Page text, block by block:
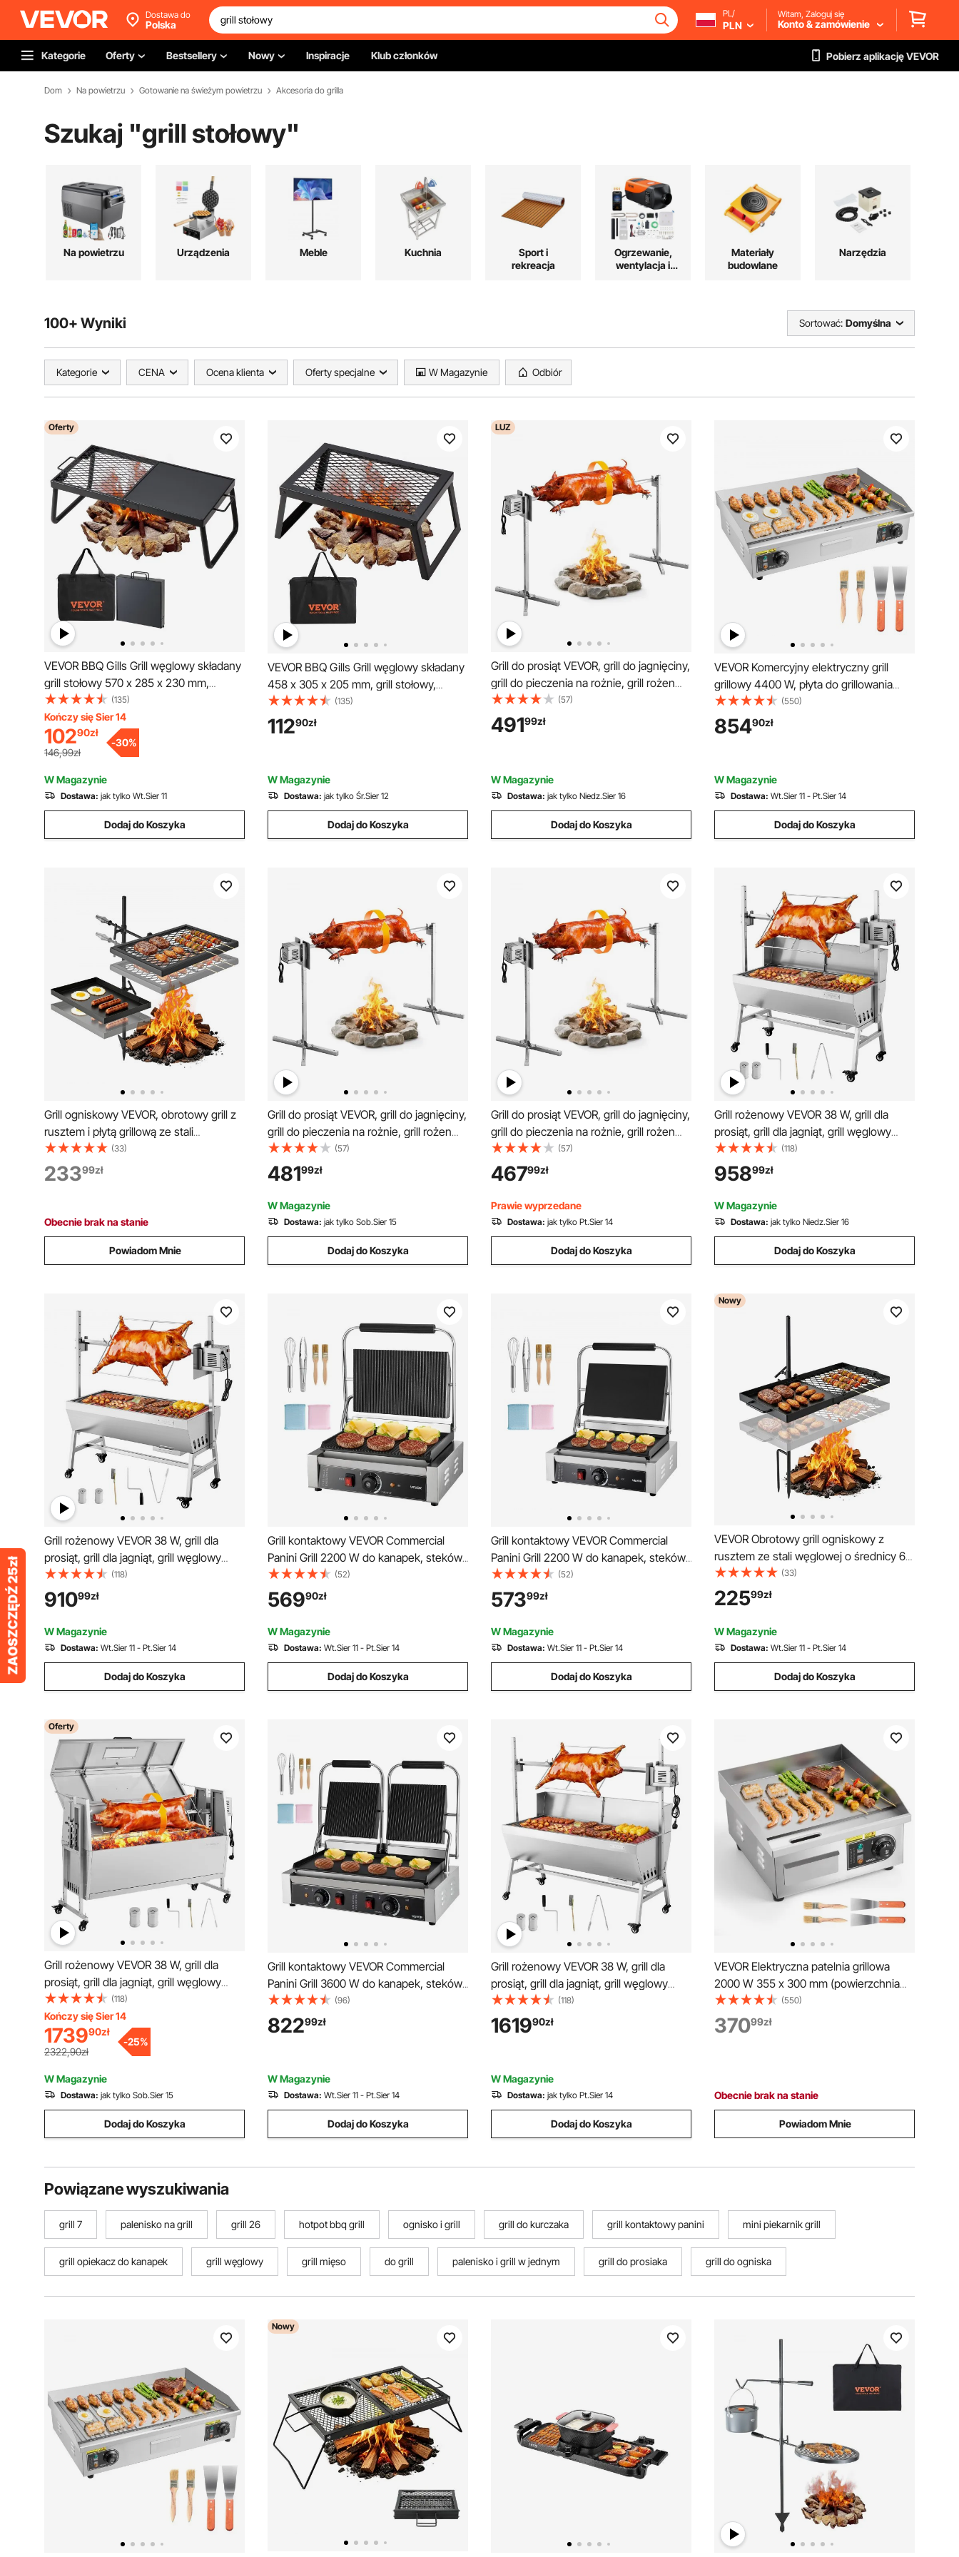
Dostawa do
Polska
PL/
PLN
Witam, Zaloguj się
Konto & zamówienie
Kategorie Oferty Bestsellery Nowy Inspiracje Klub członków Pobierz aplikację VEVOR
Dom Na powietrzu Gotowanie na świeżym powietrzu Akcesoria do grilla
Szukaj "grill stołowy"
Na powietrzu Urządzenia Meble Kuchnia
Sport i
rekreacja
Ogrzewanie,
wentylacja i
Materiały
budowlane
Narzędzia
100+ Wyniki Sortować: Domyślna
Kategorie CENA Ocena klienta Oferty specjalne W Magazynie Odbiór
Oferty
VEVOR BBQ Gills Grill węglowy składany
grill stołowy 570 x 285 x 230 mm,
ładowność 6 kg przenośny grill
podróżny grill kempingowy 300 ℃, ruszt
grillowy + płyta grillowa na przyjęcia
ogrodowe, pikniki, taras
(135)
Kończy się Sier 14
10290zł
146,99zł
-30%
W Magazynie
Dostawa: jak tylko Wt.Sier 11
Dodaj do Koszyka
VEVOR BBQ Gills Grill węglowy składany
458 x 305 x 205 mm, grill stołowy,
przenośny grill podróżny, udźwig 6 kg,
składany grill piknikowy na zewnątrz, grill
kempingowy, czarny, 300 ℃, na patio,
(135)
11290zł
W Magazynie
Dostawa: jak tylko Śr.Sier 12
Dodaj do Koszyka
LUZ
Grill do prosiąt VEVOR, grill do jagnięciny,
grill do pieczenia na rożnie, grill rożen
1422,4 mm, prąd zmienny 220–240 V,
8-stopniowy elektryczny zestaw do
grillowania rożna o udźwigu 60 kg, silnik
(57)
49199zł
W Magazynie
Dostawa: jak tylko Niedz.Sier 16
Dodaj do Koszyka
VEVOR Komercyjny elektryczny grill
grillowy 4400 W, płyta do grillowania
stołowego 725 x 400 mm, temperatura
grillowania 50–300 °C, elektryczny grill z
2 szpatułkami, 2 szczotkami i 4
(550)
85490zł
W Magazynie
Dostawa: Wt.Sier 11 - Pt.Sier 14
Dodaj do Koszyka
Grill ogniskowy VEVOR, obrotowy grill z
rusztem i płytą grillową ze stali
węglowej, regulowany w zakresie 360°,
obrotowy grill ze stojakiem, obrotowy
grill zewnętrzny do otwartego ognia, na
(33)
23399zł
Obecnie brak na stanie
Powiadom Mnie
Grill do prosiąt VEVOR, grill do jagnięciny,
grill do pieczenia na rożnie, grill rożen
1321 mm, prąd zmienny 220–240 V, 8-
stopniowy elektryczny zestaw do
grillowania rożna o udźwigu 60 kg, silnik
38 W, zestaw grillowy na imprezy
(57)
48199zł
W Magazynie
Dostawa: jak tylko Sob.Sier 15
Dodaj do Koszyka
Grill do prosiąt VEVOR, grill do jagnięciny,
grill do pieczenia na rożnie, grill rożen
1321 mm, prąd zmienny 220–240 V, 8-
stopniowy elektryczny zestaw do
grillowania rożna o udźwigu 40 kg, silnik
38 W, zestaw grillowy na imprezy
(57)
46799zł
Prawie wyprzedane
Dostawa: jak tylko Pt.Sier 14
Dodaj do Koszyka
Grill rożenowy VEVOR 38 W, grill dla
prosiąt, grill dla jagniąt, grill węglowy
(długość grilla 94 cm), udźwig 60 kg, 7-
stopniowa regulacja wysokości i płyta
ochronna, zestaw grilla elektrycznego
ze stali nierdzewnej do użytku na
kempingu i na zewnątrz
(118)
95899zł
W Magazynie
Dostawa: jak tylko Niedz.Sier 16
Dodaj do Koszyka
Grill rożenowy VEVOR 38 W, grill dla
prosiąt, grill dla jagniąt, grill węglowy
(długość grilla 94 cm), udźwig 60 kg,
kółka i 7-stopniowa regulacja wysokości,
zestaw grilla elektrycznego ze stali
nierdzewnej do użytku na kempingu i na
zewnątrz
(118)
91099zł
W Magazynie
Dostawa: Wt.Sier 11 - Pt.Sier 14
Dodaj do Koszyka
Grill kontaktowy VEVOR Commercial
Panini Grill 2200 W do kanapek, steków,
bekonu, hamburgerów, opiekacz do
kanapek, grill ze stali nierdzewnej z
uchwytem i kontrolą temperatury oraz
płytą grzewczą 34 x 23 cm, opiekacz do
panini
(52)
56990zł
W Magazynie
Dostawa: Wt.Sier 11 - Pt.Sier 14
Dodaj do Koszyka
Grill kontaktowy VEVOR Commercial
Panini Grill 2200 W do kanapek, steków,
bekonu, hamburgerów, opiekacz do
kanapek, grill ze stali nierdzewnej z
uchwytem i kontrolą temperatury oraz
płytą grzewczą 34 x 23 cm, opiekacz do
panini
(52)
57399zł
W Magazynie
Dostawa: Wt.Sier 11 - Pt.Sier 14
Dodaj do Koszyka
Nowy
VEVOR Obrotowy grill ogniskowy z
rusztem ze stali węglowej o średnicy 61
cm, obrotowy grill z regulacją wysokości
360° i stojakiem, obrotowy grill
zewnętrzny na otwarty ogień,
kempingowy i ogrodowy, czarny
(33)
22599zł
W Magazynie
Dostawa: Wt.Sier 11 - Pt.Sier 14
Dodaj do Koszyka
Oferty
Grill rożenowy VEVOR 38 W, grill dla
prosiąt, grill dla jagniąt, grill węglowy
(długość grilla 1168,4 mm), udźwig 60
kg, kółka, 4-stopniowa regulacja
wysokości i pokrywa, zestaw grilla
elektrycznego ze stali nierdzewnej do
(118)
Kończy się Sier 14
173990zł
2322,90zł
-25%
W Magazynie
Dostawa: jak tylko Sob.Sier 15
Dodaj do Koszyka
Grill kontaktowy VEVOR Commercial
Panini Grill 3600 W do kanapek, steków,
bekonu, hamburgerów, opiekacz do
kanapek, grill ze stali nierdzewnej z
uchwytem i kontrolą temperatury, płyta
(96)
82299zł
W Magazynie
Dostawa: Wt.Sier 11 - Pt.Sier 14
Dodaj do Koszyka
Grill rożenowy VEVOR 38 W, grill dla
prosiąt, grill dla jagniąt, grill węglowy
(długość grilla 1218 mm), udźwig 60 kg,
kółka, 4-stopniowa regulacja wysokości
i osłona ochronna, zestaw grilla
(118)
161990zł
W Magazynie
Dostawa: jak tylko Pt.Sier 14
Dodaj do Koszyka
VEVOR Elektryczna patelnia grillowa
2000 W 355 x 300 mm (powierzchnia
grillowania), 50–300 °C, komercyjna
patelnia grillowa ze stali nierdzewnej
(obudowa), grill stołowy z 2 szpatułkami,
(550)
37099zł
Obecnie brak na stanie
Powiadom Mnie
Powiązane wyszukiwania
grill 7 palenisko na grill grill 26 hotpot bbq grill ognisko i grill grill do kurczaka grill kontaktowy panini mini piekarnik grill
grill opiekacz do kanapek grill węglowy grill mięso do grill palenisko i grill w jednym grill do prosiaka grill do ogniska
Nowy